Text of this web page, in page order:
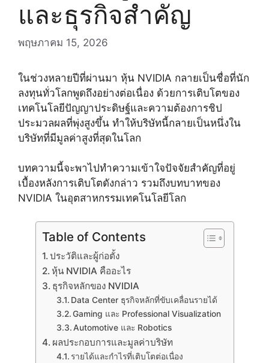
และธุรกิจสำคัญ
พฤษภาคม 15, 2026
ในช่วงหลายปีที่ผ่านมา หุ้น NVIDIA กลายเป็นชื่อที่นัก
ลงทุนทั่วโลกพูดถึงอย่างต่อเนื่อง ด้วยการเติบโตของ
เทคโนโลยีปัญญาประดิษฐ์และความต้องการชิป
ประมวลผลที่พุ่งสูงขึ้น ทำให้บริษัทนี้กลายเป็นหนึ่งใน
บริษัทที่มีมูลค่าสูงที่สุดในโลก
บทความนี้จะพาไปทำความเข้าใจปัจจัยสำคัญที่อยู่
เบื้องหลังการเติบโตดังกล่าว รวมถึงบทบาทของ
NVIDIA ในอุตสาหกรรมเทคโนโลยีโลก
Table of Contents
ประวัติและผู้ก่อตั้ง
หุ้น NVIDIA คืออะไร
ธุรกิจหลักของ NVIDIA
Data Center ธุรกิจหลักที่ขับเคลื่อนรายได้
Gaming และ Professional Visualization
Automotive และ Robotics
ผลประกอบการและมูลค่าบริษัท
รายได้และกำไรที่เติบโตต่อเนื่อง